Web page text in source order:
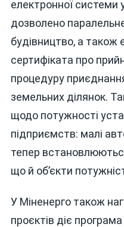
електронної системи
дозволено
будівництво, а також
сертифіката про
процедуру
земельних ділянок.
щодо потужності
підприємств: малі
тепер
що й об’єкти
У Міненерго також
проєктів діє